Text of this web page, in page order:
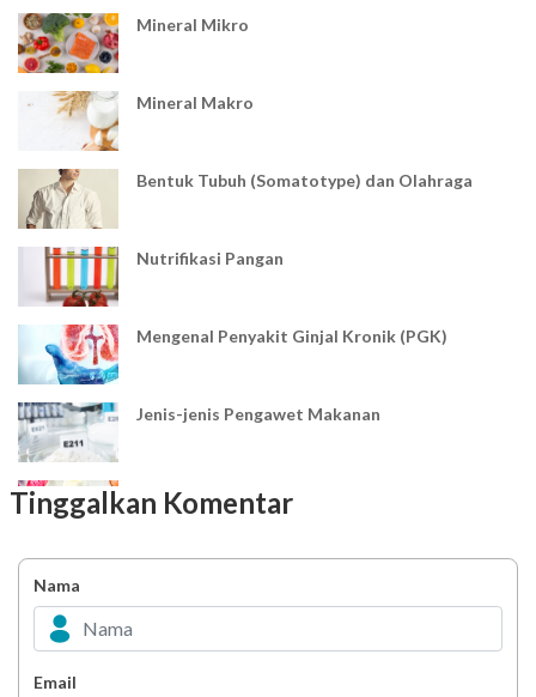
Mineral Mikro
Mineral Makro
Bentuk Tubuh (Somatotype) dan Olahraga
Nutrifikasi Pangan
Mengenal Penyakit Ginjal Kronik (PGK)
Jenis-jenis Pengawet Makanan
Lemak
Nyeri Telapak Kaki (Metatarsalgia Pain)
Tinggalkan Komentar
Nama
Email